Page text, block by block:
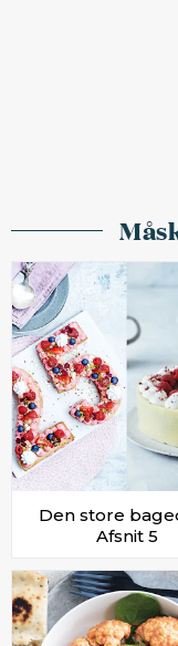
Den store
Afsnit 5